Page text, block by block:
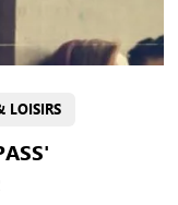
LOISIRS